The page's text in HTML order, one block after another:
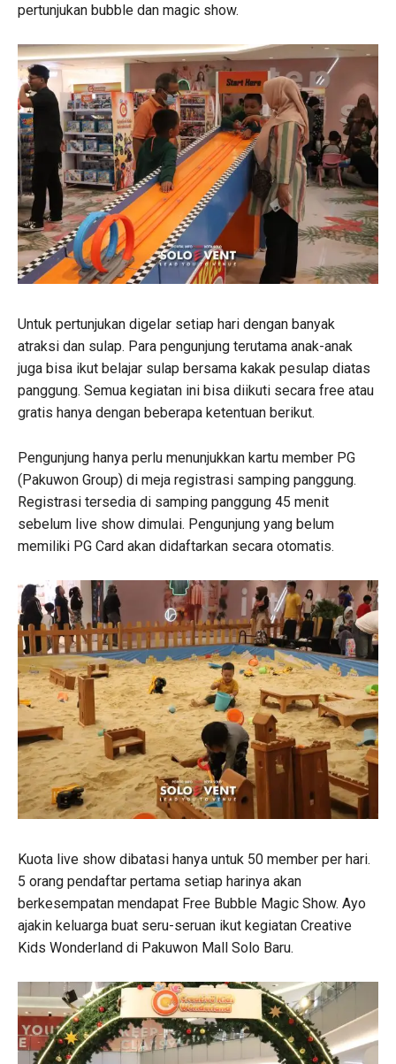
pertunjukan bubble dan magic show.
Untuk pertunjukan digelar setiap hari dengan banyak
atraksi dan sulap. Para pengunjung terutama anak-anak
juga bisa ikut belajar sulap bersama kakak pesulap diatas
panggung. Semua kegiatan ini bisa diikuti secara free atau
gratis hanya dengan beberapa ketentuan berikut.
Pengunjung hanya perlu menunjukkan kartu member PG
(Pakuwon Group) di meja registrasi samping panggung.
Registrasi tersedia di samping panggung 45 menit
sebelum live show dimulai. Pengunjung yang belum
memiliki PG Card akan didaftarkan secara otomatis.
Kuota live show dibatasi hanya untuk 50 member per hari.
5 orang pendaftar pertama setiap harinya akan
berkesempatan mendapat Free Bubble Magic Show. Ayo
ajakin keluarga buat seru-seruan ikut kegiatan Creative
Kids Wonderland di Pakuwon Mall Solo Baru.